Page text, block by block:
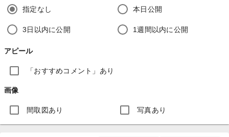
指定なし 本日公開
3日以内に公開 1週間以内に公開
アピール
「おすすめコメント」あり
画像
間取図あり 写真あり